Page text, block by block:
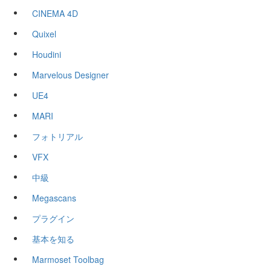
CINEMA 4D
Quixel
Houdini
Marvelous Designer
UE4
MARI
フォトリアル
VFX
中級
Megascans
プラグイン
基本を知る
Marmoset Toolbag